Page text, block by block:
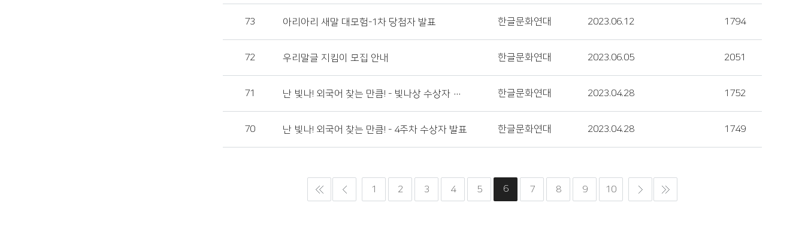
73 아리아리 새말 대모험-1차 당첨자 발표 한글문화연대 2023.06.12 1794
72 우리말글 지킴이 모집 안내 한글문화연대 2023.06.05 2051
71 난 빛나! 외국어 찾는 만큼! - 빛나상 수상자 발표 한글문화연대 2023.04.28 1752
70 난 빛나! 외국어 찾는 만큼! - 4주차 수상자 발표 한글문화연대 2023.04.28 1749
1 2 3 4 5 6 7 8 9 10